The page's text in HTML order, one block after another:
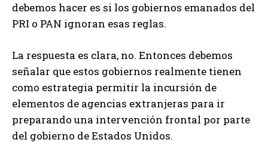
debemos hacer es si los gobiernos emanados del
PRI o PAN ignoran esas reglas.
La respuesta es clara, no. Entonces debemos
señalar que estos gobiernos realmente tienen
como estrategia permitir la incursión de
elementos de agencias extranjeras para ir
preparando una intervención frontal por parte
del gobierno de Estados Unidos.